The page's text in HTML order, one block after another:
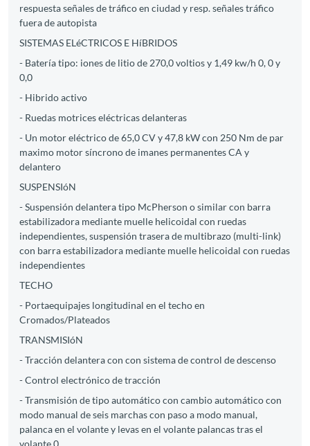
respuesta señales de tráfico en ciudad y resp. señales tráfico
fuera de autopista
SISTEMAS ELéCTRICOS E HíBRIDOS
- Batería tipo: iones de litio de 270,0 voltios y 1,49 kw/h 0, 0 y
0,0
- Hibrido activo
- Ruedas motrices eléctricas delanteras
- Un motor eléctrico de 65,0 CV y 47,8 kW con 250 Nm de par
maximo motor síncrono de imanes permanentes CA y
delantero
SUSPENSIóN
- Suspensión delantera tipo McPherson o similar con barra
estabilizadora mediante muelle helicoidal con ruedas
independientes, suspensión trasera de multibrazo (multi-link)
con barra estabilizadora mediante muelle helicoidal con ruedas
independientes
TECHO
- Portaequipajes longitudinal en el techo en
Cromados/Plateados
TRANSMISIóN
- Tracción delantera con con sistema de control de descenso
- Control electrónico de tracción
- Transmisión de tipo automático con cambio automático con
modo manual de seis marchas con paso a modo manual,
palanca en el volante y levas en el volante palancas tras el
volante 0